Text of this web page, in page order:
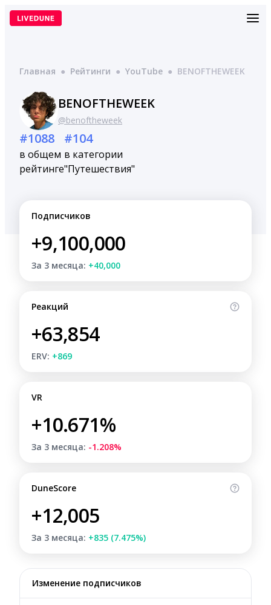
Перейти
Главная ● Рейтинги ● YouTube ● BENOFTHEWEEK
BENOFTHEWEEK
@benoftheweek
#1088
в общем
рейтинге
#104
в категории
"Путешествия"
Подписчиков
+9,100,000
За 3 месяца: +40,000
Реакций
+63,854
ERV: +869
VR
+10.671%
За 3 месяца: -1.208%
DuneScore
+12,005
За 3 месяца: +835 (7.475%)
Изменение подписчиков